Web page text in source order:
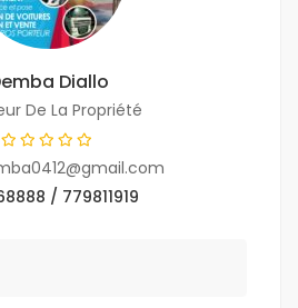
Diallo
De La Propriété
/ 779811919